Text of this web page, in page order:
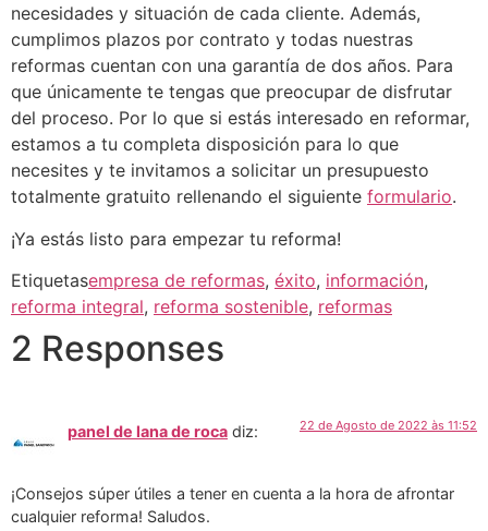
necesidades y situación de cada cliente. Además,
cumplimos plazos por contrato y todas nuestras
reformas cuentan con una garantía de dos años. Para
que únicamente te tengas que preocupar de disfrutar
del proceso. Por lo que si estás interesado en reformar,
estamos a tu completa disposición para lo que
necesites y te invitamos a solicitar un presupuesto
totalmente gratuito rellenando el siguiente formulario.
¡Ya estás listo para empezar tu reforma!
Etiquetasempresa de reformas, éxito, información,
reforma integral, reforma sostenible, reformas
2 Responses
panel de lana de roca diz: 22 de Agosto de 2022 às 11:52
¡Consejos súper útiles a tener en cuenta a la hora de afrontar
cualquier reforma! Saludos.